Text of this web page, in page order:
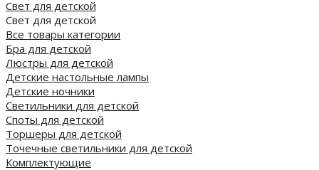
Свет для детской
Свет для детской
Все товары категории
Бра для детской
Люстры для детской
Детские настольные лампы
Детские ночники
Светильники для детской
Споты для детской
Торшеры для детской
Точечные светильники для детской
Комплектующие